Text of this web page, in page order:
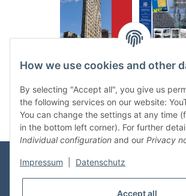
. ..
Categories
How we use cookies and other
By selecting "Accept all", you give us
the following services on our website:
You can change the settings at any time
in the bottom left corner). For further
Individual configuration and our Privacy
Impressum Datenschutz
Accept all